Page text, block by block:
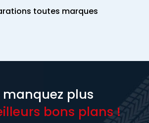
toutes marques
manquez plus
bons plans !